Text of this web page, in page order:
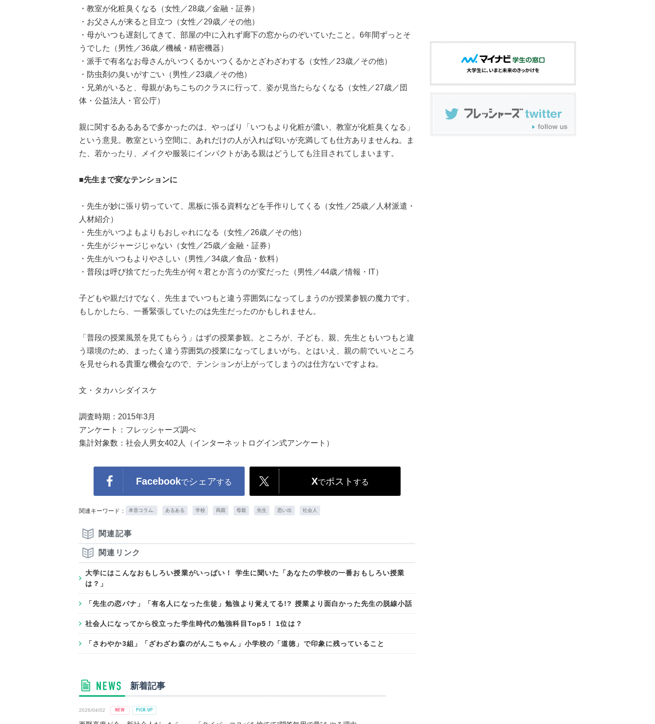
・教室が化粧臭くなる（女性／28歳／金融・証券）
・お父さんが来ると目立つ（女性／29歳／その他）
・母がいつも遅刻してきて、部屋の中に入れず廊下の窓からのぞいていたこと。6年間ずっとそ
うでした（男性／36歳／機械・精密機器）
・派手で有名なお母さんがいつくるかいつくるかとざわざわする（女性／23歳／その他）
・防虫剤の臭いがすごい（男性／23歳／その他）
・兄弟がいると、母親があちこちのクラスに行って、姿が見当たらなくなる（女性／27歳／団
体・公益法人・官公庁）
親に関するあるあるで多かったのは、やっぱり「いつもより化粧が濃い、教室が化粧臭くなる」
という意見。教室という空間に、あれだけの人が入れば匂いが充満しても仕方ありませんね。ま
た、若かったり、メイクや服装にインパクトがある親はどうしても注目されてしまいます。
■先生まで変なテンションに
・先生が妙に張り切っていて、黒板に張る資料などを手作りしてくる（女性／25歳／人材派遣・
人材紹介）
・先生がいつよもよりもおしゃれになる（女性／26歳／その他）
・先生がジャージじゃない（女性／25歳／金融・証券）
・先生がいつもよりやさしい（男性／34歳／食品・飲料）
・普段は呼び捨てだった先生が何々君とか言うのが変だった（男性／44歳／情報・IT）
子どもや親だけでなく、先生までいつもと違う雰囲気になってしまうのが授業参観の魔力です。
もしかしたら、一番緊張していたのは先生だったのかもしれません。
「普段の授業風景を見てもらう」はずの授業参観。ところが、子ども、親、先生ともいつもと違
う環境のため、まったく違う雰囲気の授業になってしまいがち。とはいえ、親の前でいいところ
を見せられる貴重な機会なので、テンションが上がってしまうのは仕方ないですよね。
文・タカハシダイスケ
調査時期：2015年3月
アンケート：フレッシャーズ調べ
集計対象数：社会人男女402人（インターネットログイン式アンケート）
Facebookでシェアする Xでポスト する
関連キーワード： 本音コラム. あるある 学校 両親 母親 先生 思い出 社会人
関連記事
関連リンク
大学にはこんなおもしろい授業がいっぱい！ 学生に聞いた「あなたの学校の一番おもしろい授業
は？」
「先生の恋バナ」「有名人になった生徒」勉強より覚えてる!? 授業より面白かった先生の脱線小話
社会人になってから役立った学生時代の勉強科目Top5！ 1位は？
「さわやか3組」「ざわざわ森のがんこちゃん」小学校の「道徳」で印象に残っていること
新着記事
2026/04/02